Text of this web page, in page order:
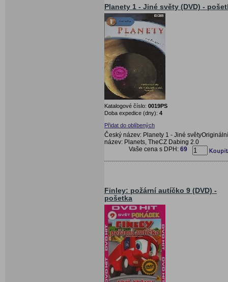
Planety 1 - Jiné světy (DVD) -
Katalogové číslo: 0019PS
Doba expedice (dny): 4
Přidat do oblíbených
Český název: Planety 1 - Jiné světyOriginální
název: Planets, TheCZ Dabing 2.0
Vaše cena s DPH: 69
Finley: požární autíčko 9 (DVD) -
pošetka